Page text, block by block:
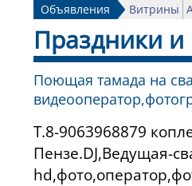
Объявления Витрины
Праздники
Поющая тамада на свадьбу,
т.8-9063968879 коплексное обслуживание торжеств в
Пензе.DJ,Ведущая-